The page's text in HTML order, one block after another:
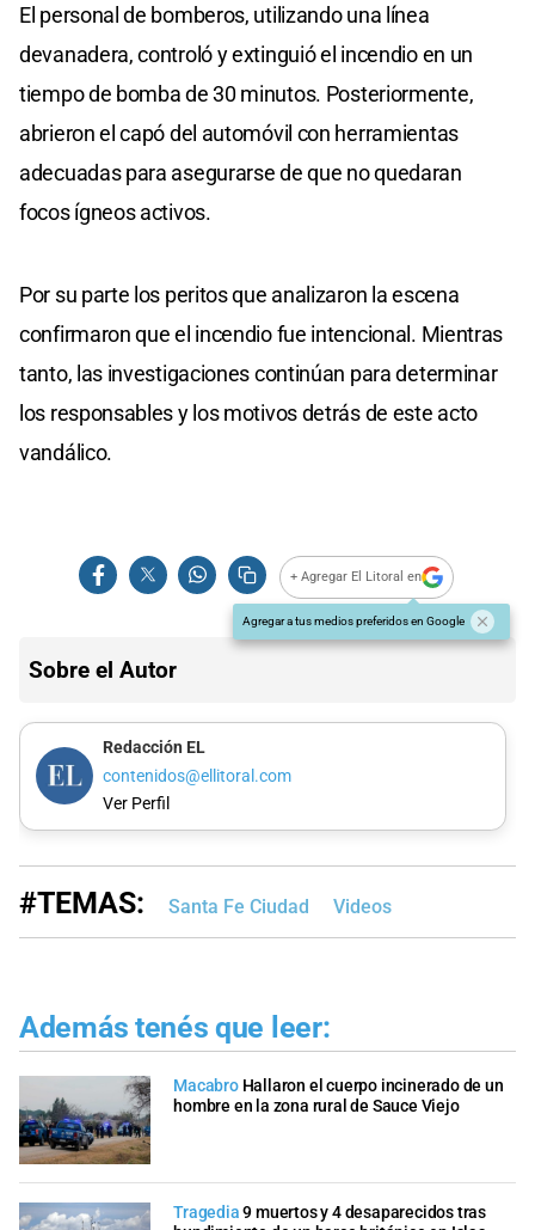
El personal de bomberos, utilizando una línea
devanadera, controló y extinguió el incendio en un
tiempo de bomba de 30 minutos. Posteriormente,
abrieron el capó del automóvil con herramientas
adecuadas para asegurarse de que no quedaran
focos ígneos activos.
Por su parte los peritos que analizaron la escena
confirmaron que el incendio fue intencional. Mientras
tanto, las investigaciones continúan para determinar
los responsables y los motivos detrás de este acto
vandálico.
+ Agregar El Litoral en
Agregar a tus medios preferidos en Google
Sobre el Autor
Redacción EL
contenidos@ellitoral.com
Ver Perfil
#TEMAS: Santa Fe Ciudad Videos
Además tenés que leer:
Macabro Hallaron el cuerpo incinerado de un
hombre en la zona rural de Sauce Viejo
Tragedia 9 muertos y 4 desaparecidos tras